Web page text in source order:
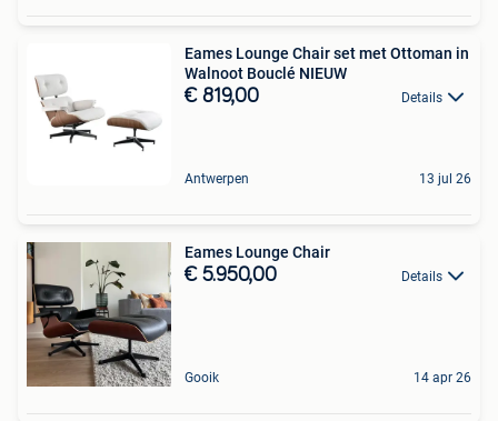
Eames Lounge Chair set met Ottoman in
Walnoot Bouclé NIEUW
€ 819,00 Details
Antwerpen 13 jul 26
Eames Lounge Chair
€ 5.950,00 Details
Gooik 14 apr 26